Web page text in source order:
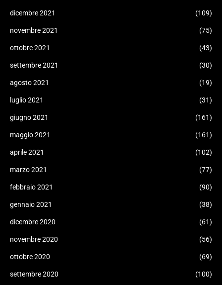
dicembre 2021 (109)
novembre 2021 (75)
ottobre 2021 (43)
settembre 2021 (30)
agosto 2021 (19)
luglio 2021 (31)
giugno 2021 (161)
maggio 2021 (161)
aprile 2021 (102)
marzo 2021 (77)
febbraio 2021 (90)
gennaio 2021 (38)
dicembre 2020 (61)
novembre 2020 (56)
ottobre 2020 (69)
settembre 2020 (100)